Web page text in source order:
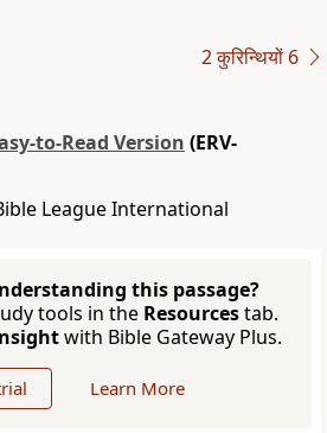
2 कुरिन्थियों 6
to-Read Version (ERV-
League International
this passage?
tools in the Resourcestab.
with Bible Gateway Plus.
Learn More